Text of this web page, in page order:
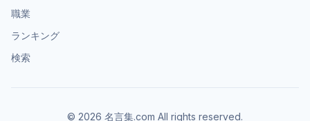
職業
ランキング
検索
© 2026 名言集.com All rights reserved.